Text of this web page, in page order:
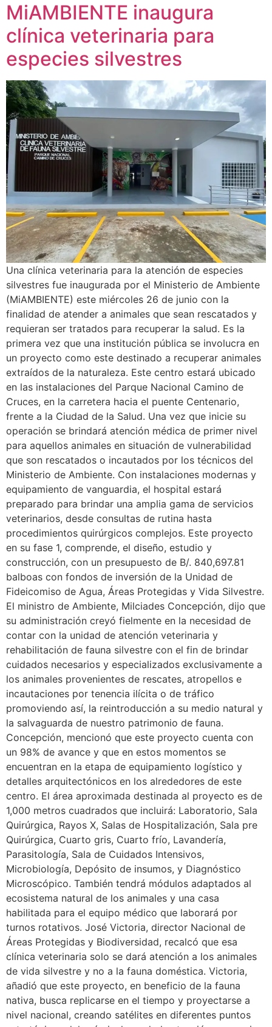
MiAMBIENTE inaugura
clínica veterinaria para
especies silvestres
Una clínica veterinaria para la atención de especies
silvestres fue inaugurada por el Ministerio de Ambiente
(MiAMBIENTE) este miércoles 26 de junio con la
finalidad de atender a animales que sean rescatados y
requieran ser tratados para recuperar la salud. Es la
primera vez que una institución pública se involucra en
un proyecto como este destinado a recuperar animales
extraídos de la naturaleza. Este centro estará ubicado
en las instalaciones del Parque Nacional Camino de
Cruces, en la carretera hacia el puente Centenario,
frente a la Ciudad de la Salud. Una vez que inicie su
operación se brindará atención médica de primer nivel
para aquellos animales en situación de vulnerabilidad
que son rescatados o incautados por los técnicos del
Ministerio de Ambiente. Con instalaciones modernas y
equipamiento de vanguardia, el hospital estará
preparado para brindar una amplia gama de servicios
veterinarios, desde consultas de rutina hasta
procedimientos quirúrgicos complejos. Este proyecto
en su fase 1, comprende, el diseño, estudio y
construcción, con un presupuesto de B/. 840,697.81
balboas con fondos de inversión de la Unidad de
Fideicomiso de Agua, Áreas Protegidas y Vida Silvestre.
El ministro de Ambiente, Milciades Concepción, dijo que
su administración creyó fielmente en la necesidad de
contar con la unidad de atención veterinaria y
rehabilitación de fauna silvestre con el fin de brindar
cuidados necesarios y especializados exclusivamente a
los animales provenientes de rescates, atropellos e
incautaciones por tenencia ilícita o de tráfico
promoviendo así, la reintroducción a su medio natural y
la salvaguarda de nuestro patrimonio de fauna.
Concepción, mencionó que este proyecto cuenta con
un 98% de avance y que en estos momentos se
encuentran en la etapa de equipamiento logístico y
detalles arquitectónicos en los alrededores de este
centro. El área aproximada destinada al proyecto es de
1,000 metros cuadrados que incluirá: Laboratorio, Sala
Quirúrgica, Rayos X, Salas de Hospitalización, Sala pre
Quirúrgica, Cuarto gris, Cuarto frío, Lavandería,
Parasitología, Sala de Cuidados Intensivos,
Microbiología, Depósito de insumos, y Diagnóstico
Microscópico. También tendrá módulos adaptados al
ecosistema natural de los animales y una casa
habilitada para el equipo médico que laborará por
turnos rotativos. José Victoria, director Nacional de
Áreas Protegidas y Biodiversidad, recalcó que esa
clínica veterinaria solo se dará atención a los animales
de vida silvestre y no a la fauna doméstica. Victoria,
añadió que este proyecto, en beneficio de la fauna
nativa, busca replicarse en el tiempo y proyectarse a
nivel nacional, creando satélites en diferentes puntos